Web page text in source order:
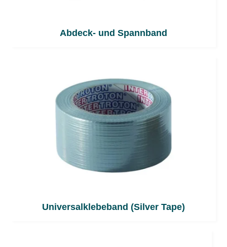
Abdeck- und Spannband
Universalklebeband (Silver Tape)